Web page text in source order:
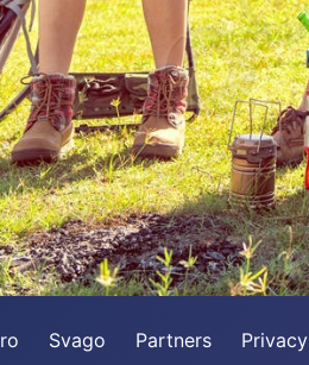
Svago Partners Privacy